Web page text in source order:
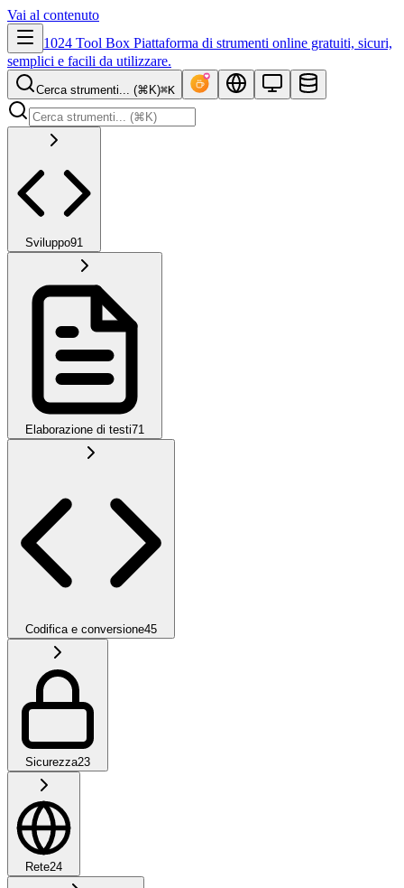
Vai al contenuto
1024 Tool Box Piattaforma di strumenti online gratuiti, sicuri,
semplici e facili da utilizzare.
Cerca strumenti... (⌘K)⌘K
Sviluppo91
Elaborazione di testi71
Codifica e conversione45
Sicurezza23
Rete24